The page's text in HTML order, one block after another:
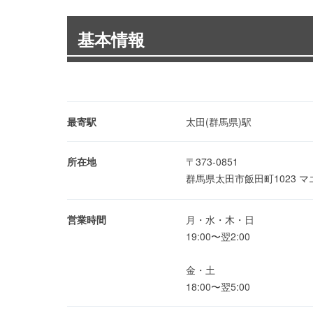
基本情報
最寄駅 太田(群馬県)駅
所在地
〒373-0851
群馬県太田市飯田町1023
営業時間
月・水・木・日
19:00〜翌2:00
金・土
18:00〜翌5:00